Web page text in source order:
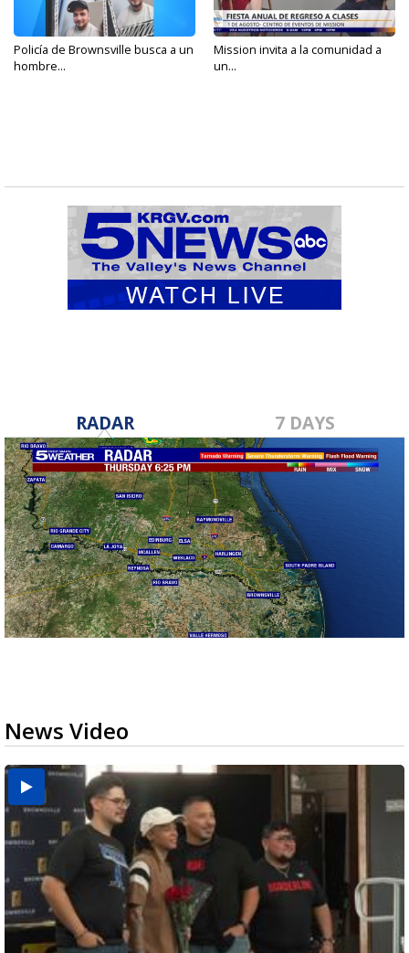
Policía de Brownsville busca a un
hombre...
Mission invita a la comunidad a
un...
RADAR 7 DAYS
News Video